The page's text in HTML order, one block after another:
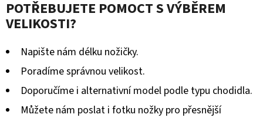
POTŘEBUJETE POMOCT S VÝBĚREM
VELIKOSTI?
Napište nám délku nožičky.
Poradíme správnou velikost.
Doporučíme i alternativní model podle typu chodidla.
Můžete nám poslat i fotku nožky pro přesnější